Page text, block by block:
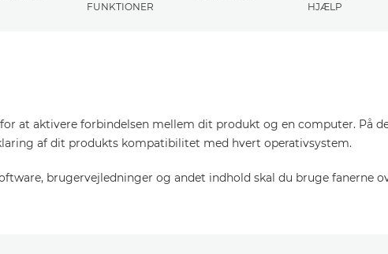
FUNKTIONER
HJÆLP
at aktivere forbindelsen mellem dit produkt og en computer. På
af dit produkts kompatibilitet med hvert operativsystem.
brugervejledninger og andet indhold skal du bruge fanerne